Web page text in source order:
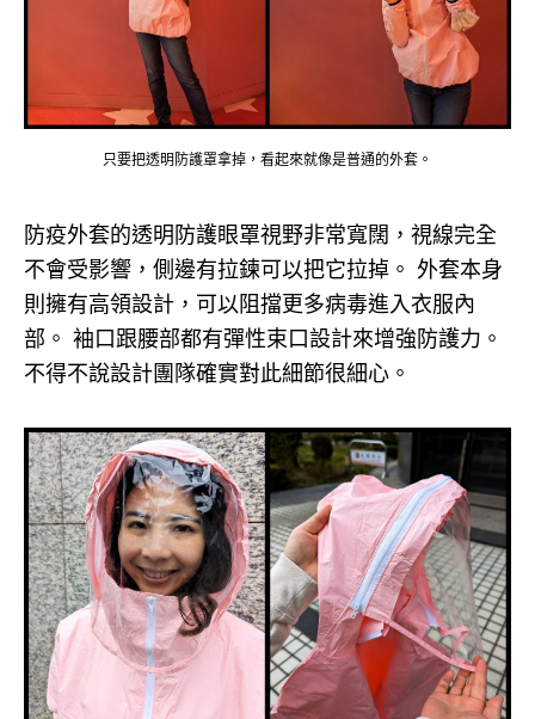
只要把透明防護罩拿掉，看起來就像是普通的外套。
防疫外套的透明防護眼罩視野非常寬闊，視線完全
不會受影響，側邊有拉鍊可以把它拉掉。 外套本身
則擁有高領設計，可以阻擋更多病毒進入衣服內
部。 袖口跟腰部都有彈性束口設計來增強防護力。
不得不說設計團隊確實對此細節很細心。